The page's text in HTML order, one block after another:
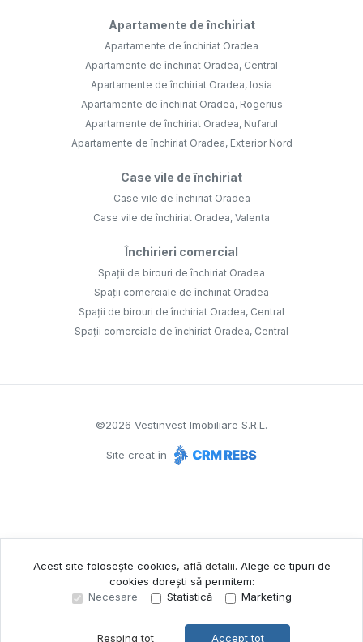
Apartamente de închiriat
Apartamente de închiriat Oradea
Apartamente de închiriat Oradea, Central
Apartamente de închiriat Oradea, Iosia
Apartamente de închiriat Oradea, Rogerius
Apartamente de închiriat Oradea, Nufarul
Apartamente de închiriat Oradea, Exterior Nord
Case vile de închiriat
Case vile de închiriat Oradea
Case vile de închiriat Oradea, Valenta
Închirieri comercial
Spații de birouri de închiriat Oradea
Spații comerciale de închiriat Oradea
Spații de birouri de închiriat Oradea, Central
Spații comerciale de închiriat Oradea, Central
©2026 Vestinvest Imobiliare S.R.L.
Site creat în
Acest site folosește cookies, află detalii. Alege ce tipuri de
cookies dorești să permitem:
Necesare
Statistică Marketing
Resping tot Accept tot